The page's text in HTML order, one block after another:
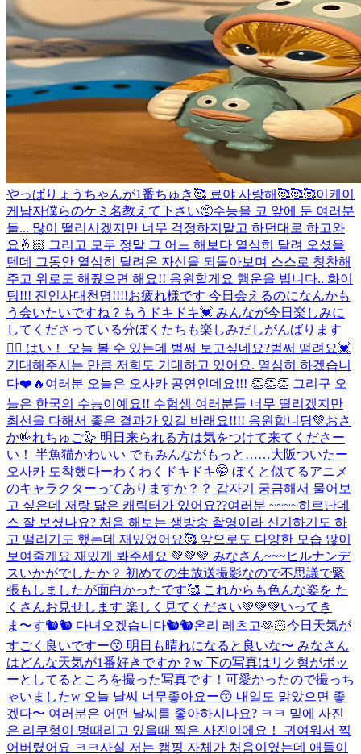
やっぱりょうちゃんが1番ちゅき🥰 료야 사랑해🥰🥰🥰이케이
케남자僕らのケミ名教えて下さい🥺수능을 코 앞에 둔 여러분
들... 많이 떨리시겠지만 너무 걱정하지말고 하던대로 하고와
요🤞🏻 그리고 모두 정말 그 어느 해보다 열심히 달려 오셨을
텐데 그동안 열심히 달려온 자신을 되돌아보며 스스로 칭찬해
주고 위로도 해줬으면 해요!! 응원할게요 행운을 빕니다.. 화이
팅!!! 진인사대천명!!!!お疲れ様です 今日会えるのになんかも
う会いたいですね？もうドキドキ💓 みんなが今日楽しみに
してくださっている分ぼくたちも楽しみだしがんばります
❤️‍🔥 はい！ 오늘 볼 수 있는데 벌써 보고싶네요?벌써 떨려요💓
기대해주시는 만큼 저희도 기대하고 있어요. 열심히 하겠습니
다❤️🔥 여러분 오늘은 오사카 공연인데요!!! 👏👏👏 그리구 오
늘은 한국의 수능이예요!! 수험생 여러분들 너무 떨리겠지만
최선을 다해서 좋은 결과가 있길 바래요!!!! 응원합니당💚おさ
か🤟れちゅご🦭 明日来られる方は気をつけて来てくださー
い！ 半魚猫かわいい でもみんながもっと……大阪ついたー
오사카 도착했다ーわくわくドキドキ🤭 ぼくと似てるアニメ
のキャラクターってありますか？？ 갑자기 궁금해서 물어보
고 싶은데 저랑 닮은 캐릭터가 있어요??여러분 ~~~~히르난데
스 잘 보셨나요? 처음 해보는 생방송 촬영이라 신기하기도 하
고 떨리기도 했는데 재밌었어요🥰 앞으로도 다양한 모습 많이
보여줄게요 재밌게 봐주세요 💚💚💚 みなさん~~~ヒルナンデ
スいかがでしたか？ 初めての生放送撮影なので不思議で緊
張もしましたが面白かったです🥰 これからも色んな姿を た
くさんお見せします 楽しく見てください💚💚💚いってき
ま〜す🐿🐿 다녀오겠습니다🐿🐿온리 레츠고🫶🏻今日天気が
すごく良いですー😙 明日も晴れになると良いな〜 みなさん
はどんな天気が1番好きですか？w 下の写真はリク형がボッ
ーとしてるところを撮った写真です！可愛かったので撮っち
ゃいましたw 오늘 날씨 너무좋아요ー😙 내일도 맑았으면 좋
겠다〜 여러분은 어떤 날씨를 좋아하시나요? ㅋㅋ 밑에 사진
은 리쿠형이 멍때리고 있을때 찍은 사진이에요！ 귀여워서 찍
어버렸어요 ㅋㅋ사실 저는 캠핑 자체가 처음이였는데 애들이